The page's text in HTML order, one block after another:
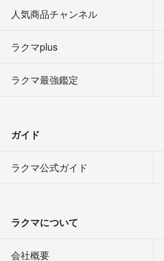
人気商品チャンネル
ラクマplus
ラクマ最強鑑定
ガイド
ラクマ公式ガイド
ラクマについて
会社概要